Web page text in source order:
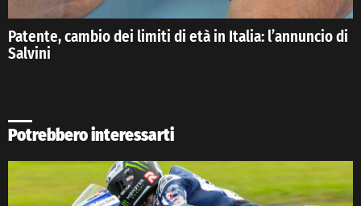
Patente, cambio dei limiti di età in Italia: l’annuncio di
Salvini
Potrebbero interessarti